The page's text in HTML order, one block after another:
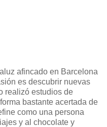
afincado en Barcelona
es descubrir nuevas
realizó estudios de
bastante acertada de
como una persona
y al chocolate y